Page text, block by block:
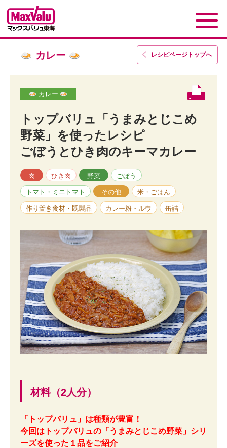
レシピページトップへ
カレー
カレー
トップバリュ「うまみとじこめ
野菜」を使ったレシピ
ごぼうとひき肉のキーマカレー
肉 ひき肉 野菜 ごぼう
トマト・ミニトマト その他 米・ごはん
作り置き食材・既製品 カレー粉・ルウ 缶詰
材料（2人分）
「トップバリュ」は種類が豊富！
今回はトップバリュの「うまみとじこめ野菜」シリ
ーズを使った１品をご紹介